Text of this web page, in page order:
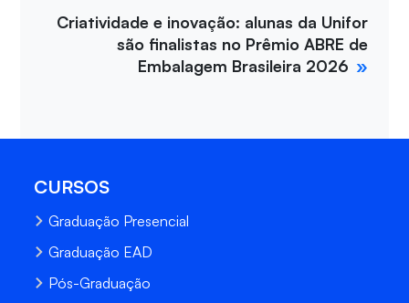
Criatividade e inovação: alunas da Unifor
são finalistas no Prêmio ABRE de
Embalagem Brasileira 2026
CURSOS
Graduação Presencial
Graduação EAD
Pós-Graduação